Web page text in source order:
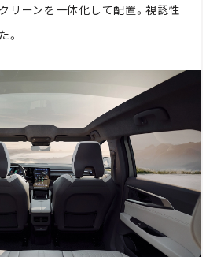
リーンを一体化して配置。視認性
。